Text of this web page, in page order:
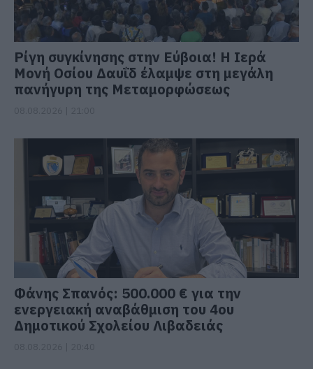
Ρίγη συγκίνησης στην Εύβοια! Η Ιερά
Μονή Οσίου Δαυΐδ έλαμψε στη μεγάλη
πανήγυρη της Μεταμορφώσεως
Φάνης Σπανός: 500.000 € για την
ενεργειακή αναβάθμιση του 4ου
Δημοτικού Σχολείου Λιβαδειάς